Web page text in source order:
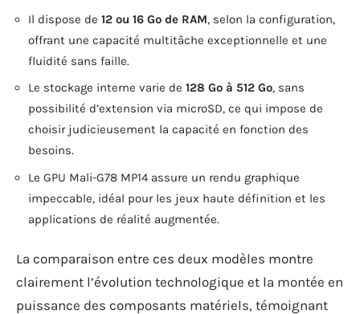
Il dispose de 12 ou 16 Go de RAM, selon la configuration,
offrant une capacité multitâche exceptionnelle et une
fluidité sans faille.
Le stockage interne varie de 128 Go à 512 Go, sans
possibilité d’extension via microSD, ce qui impose de
choisir judicieusement la capacité en fonction des
besoins.
Le GPU Mali-G78 MP14 assure un rendu graphique
impeccable, idéal pour les jeux haute définition et les
applications de réalité augmentée.
La comparaison entre ces deux modèles montre
clairement l’évolution technologique et la montée en
puissance des composants matériels, témoignant